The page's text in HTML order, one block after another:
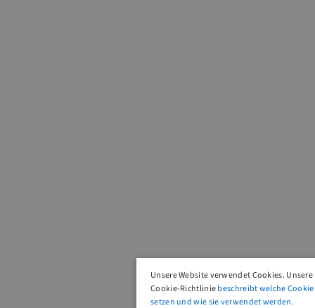
Unsere Website verwendet Cookies. Unsere
Cookie-Richtliniebeschreibt welche
setzen und wie sie verwendet werden.